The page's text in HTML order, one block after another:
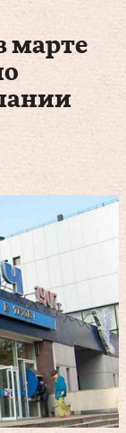
марте